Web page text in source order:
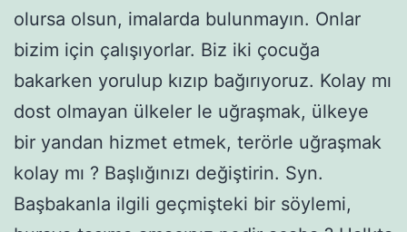
olursa olsun, imalarda bulunmayın. Onlar
bizim için çalışıyorlar. Biz iki çocuğa
bakarken yorulup kızıp bağırıyoruz. Kolay mı
dost olmayan ülkeler le uğraşmak, ülkeye
bir yandan hizmet etmek, terörle uğraşmak
kolay mı ? Başlığınızı değiştirin. Syn.
Başbakanla ilgili geçmişteki bir söylemi,